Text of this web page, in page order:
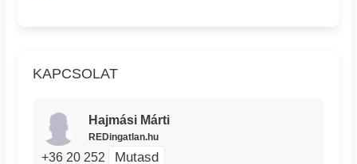
KAPCSOLAT
Hajmási Márti
REDingatlan.hu
+36 20 252 Mutasd